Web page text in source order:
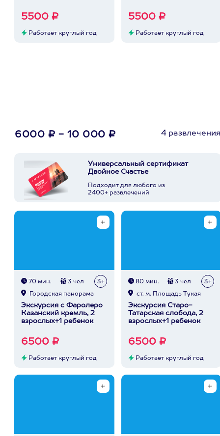
5500 ₽
Работает круглый год
5500 ₽
Работает круглый год
6000 ₽ - 10 000 ₽ 4
Универсальный сертификат
Двойное Счастье
Подходит для любого из
2400+ развлечений
70 мин. 3 чел 3+
Городская панорама
Экскурсия с Фаролеро
Казанский кремль, 2
взрослых+1 ребенок
6500 ₽
Работает круглый год
80 мин. 3 чел 3+
ст. м. Площадь Тукая
Экскурсия Старо-
Татарская слобода, 2
взрослых+1 ребенок
6500 ₽
Работает круглый год